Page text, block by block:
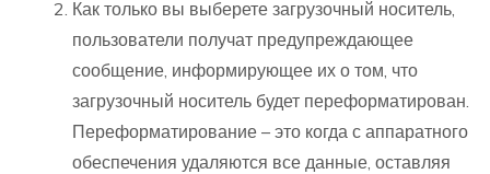
Как только вы выберете загрузочный носитель,
пользователи получат предупреждающее
сообщение, информирующее их о том, что
загрузочный носитель будет переформатирован.
Переформатирование – это когда с аппаратного
обеспечения удаляются все данные, оставляя